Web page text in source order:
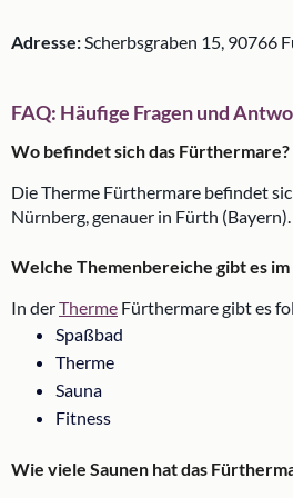
Adresse:Scherbsgraben 15, 90766
FAQ: Häufige Fragen und
Wo befindet sich das Fürthermare?
Die Therme Fürthermare befindet
Nürnberg, genauer in Fürth (Bayern).
Welche Themenbereiche gibt es
In derTherme Fürthermare gibt es
Spaßbad
Therme
Sauna
Fitness
Wie viele Saunen hat das